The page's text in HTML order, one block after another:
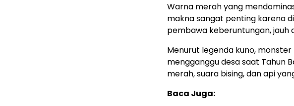
Warna merah yang
makna sangat penting karena
pembawa keberuntungan, jauh
Menurut legenda kuno,
mengganggu desa saat Tahun
merah, suara bising, dan api
Baca Juga: